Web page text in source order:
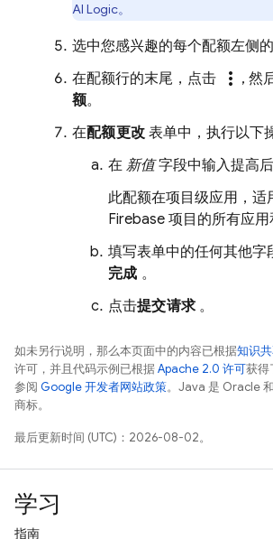
AI Logic。
选中您感兴趣的每个配额左侧的
在配额行的末尾，点击
more_vert , 然
额。
在配额更改 表单中，执行以下
在 新值字段中输入提高后
此配额在项目级应用，适
Firebase 项目的所有应用
填写表单中的任何其他字
完成 。
点击提交请求 。
如未另行说明，那么本页面中的内容已根据知识
许可，并且代码示例已根据Apache 2.0 许可获得
参阅 Google 开发者网站政策。Java 是 Oracle
商标。
最后更新时间 (UTC)：2026-08-02。
学习
指南